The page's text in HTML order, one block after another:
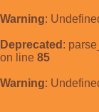
Warning:
Deprecated :
on line 85
Warning: